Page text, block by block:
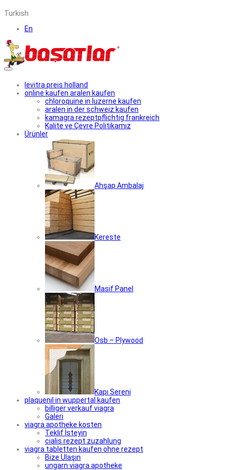
Turkish
En
levitra preis holland
online kaufen aralen kaufen
chloroquine in luzerne kaufen
aralen in der schweiz kaufen
kamagra rezeptpflichtig frankreich
Kalite ve Çevre Politikamız
Ürünler
Ahşap Ambalaj
Kereste
Masif Panel
Osb – Plywood
Kapı Sereni
plaquenil in wuppertal kaufen
billiger verkauf viagra
Galeri
viagra apotheke kosten
Teklif İsteyin
cialis rezept zuzahlung
viagra tabletten kaufen ohne rezept
Bize Ulaşın
ungarn viagra apotheke